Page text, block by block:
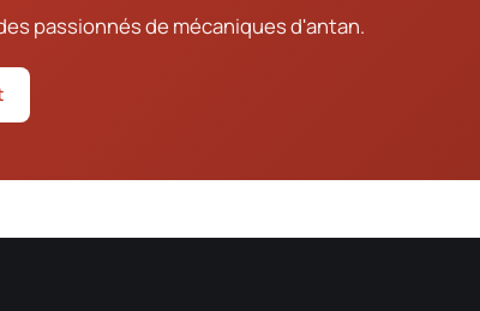
passionnés de mécaniques d'antan.